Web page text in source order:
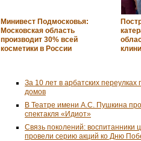
Минивест Подмосковья:
Московская область
производит 30% всей
косметики в России
За 10 лет в арбатских переулках
домов
В Театре имени А.С. Пушкина
спектакля «Идиот»
Связь поколений: воспитанники
провели серию акций ко Дню